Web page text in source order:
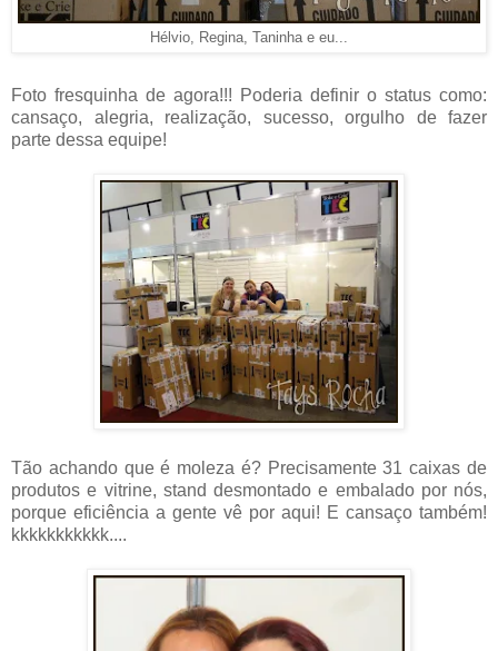
Hélvio, Regina, Taninha e eu...
Foto fresquinha de agora!!! Poderia definir o status como:
cansaço, alegria, realização, sucesso, orgulho de fazer
parte dessa equipe!
Tão achando que é moleza é? Precisamente 31 caixas de
produtos e vitrine, stand desmontado e embalado por nós,
porque eficiência a gente vê por aqui! E cansaço também!
kkkkkkkkkkk....